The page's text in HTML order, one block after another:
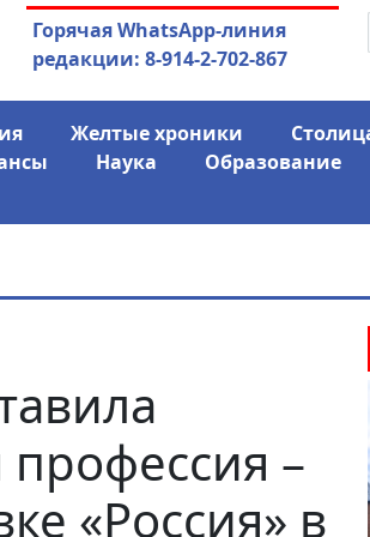
Экс-спикер Якутской
совладельцем гостиницы
Горячая WhatsApp-линия
редакции: 8-914-2-702-867
Желтые хроники
Наука Образование
–
«Россия» в